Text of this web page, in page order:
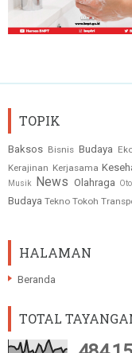
TOPIK
Baksos Bisnis Budaya
Kerajinan Kerjasama
Musik News Olahraga
Budaya Tekno Tokoh
HALAMAN
Beranda
TOTAL